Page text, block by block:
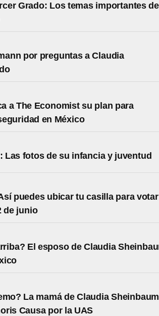
Grado: Los temas importantes
por preguntas a Claudia
a The Economist su plan para
en México
Las fotos de su infancia y juventud
puedes ubicar tu casilla para
de junio
El esposo de Claudia
La mamá de Claudia Sheinbaum
Causa por la UAS